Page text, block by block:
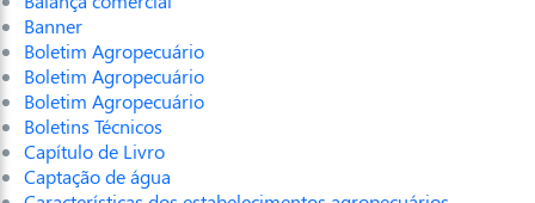
Banner
Boletim Agropecuário
Boletim Agropecuário
Boletim Agropecuário
Boletins Técnicos
Capítulo de Livro
Captação de água